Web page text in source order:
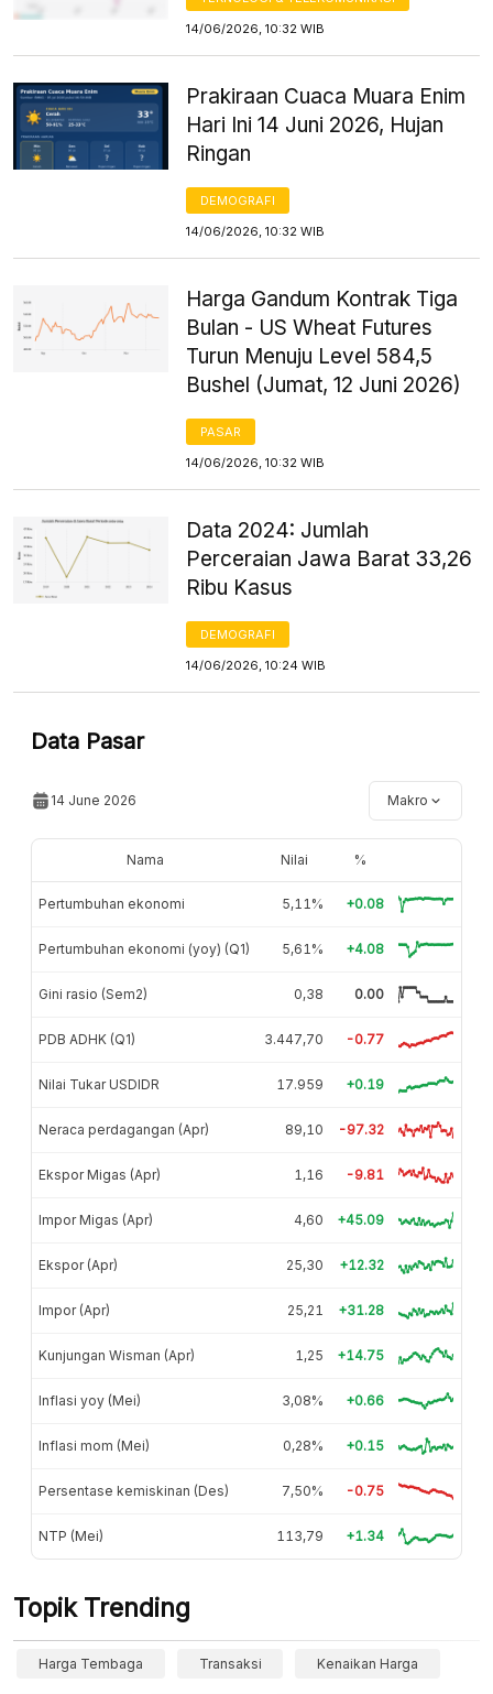
14/06/2026, 10:32 WIB
Prakiraan Cuaca Muara Enim
Hari Ini 14 Juni 2026, Hujan
Ringan
DEMOGRAFI
14/06/2026, 10:32 WIB
Harga Gandum Kontrak Tiga
Bulan - US Wheat Futures
Turun Menuju Level 584,5
Bushel (Jumat, 12 Juni 2026)
PASAR
14/06/2026, 10:32 WIB
Data 2024: Jumlah
Perceraian Jawa Barat 33,26
Ribu Kasus
DEMOGRAFI
14/06/2026, 10:24 WIB
Data Pasar
14 June 2026 Makro
Nama Nilai %
Pertumbuhan ekonomi 5,11% +0.08
Pertumbuhan ekonomi (yoy) (Q1) 5,61% +4.08
Gini rasio (Sem2) 0,38 0.00
PDB ADHK (Q1) 3.447,70 -0.77
Nilai Tukar USDIDR 17.959 +0.19
Neraca perdagangan (Apr) 89,10 -97.32
Ekspor Migas (Apr) 1,16 -9.81
Impor Migas (Apr) 4,60 +45.09
Ekspor (Apr) 25,30 +12.32
Impor (Apr) 25,21 +31.28
Kunjungan Wisman (Apr) 1,25 +14.75
Inflasi yoy (Mei) 3,08% +0.66
Inflasi mom (Mei) 0,28% +0.15
Persentase kemiskinan (Des) 7,50% -0.75
NTP (Mei) 113,79 +1.34
Topik Trending
Harga Tembaga Transaksi Kenaikan Harga